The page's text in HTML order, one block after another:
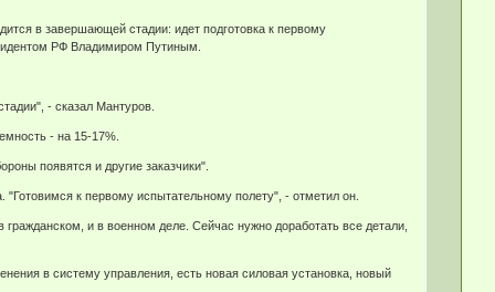
в завершающей стадии: идет подготовка к первому
РФ Владимиром Путиным.
- сказал Мантуров.
- на 15-17%.
появятся и другие заказчики".
к первому испытательному полету", - отметил он.
и в военном деле. Сейчас нужно доработать все детали,
в систему управления, есть новая силовая установка, новый